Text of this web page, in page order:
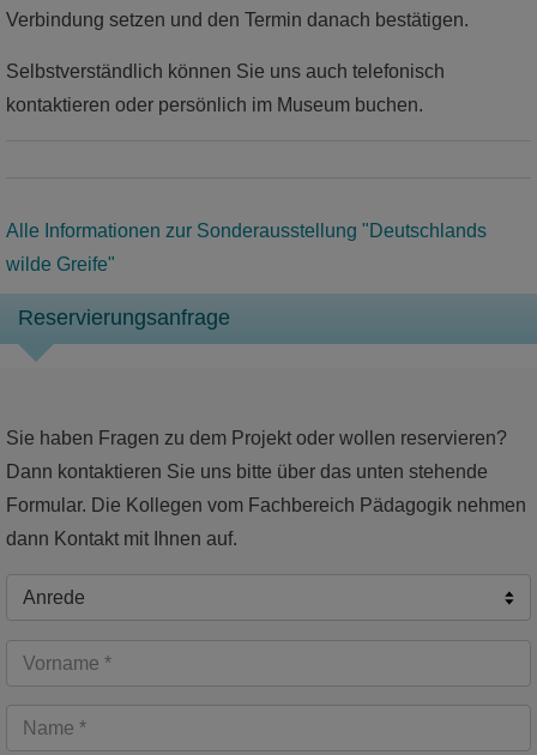
Verbindung setzen und den Termin danach bestätigen.
Selbstverständlich können Sie uns auch telefonisch
kontaktieren oder persönlich im Museum buchen.
Alle Informationen zur Sonderausstellung "Deutschlands
wilde Greife"
Reservierungsanfrage
Sie haben Fragen zu dem Projekt oder wollen reservieren?
Dann kontaktieren Sie uns bitte über das unten stehende
Formular. Die Kollegen vom Fachbereich Pädagogik nehmen
dann Kontakt mit Ihnen auf.